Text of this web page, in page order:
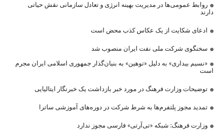
روابط عمومی‌ها در مدیریت بهینه انرژی و تعادل سازمانی نقش حیاتی
دارند
ادعای شکایت از یک عکاس کذب محض است
سخنگوی شرکت ملی نفت ایران منصوب شد
«نسیم بیداری» به دلیل «توهین» به بنیان‌گذار جمهوری اسلامی ایران مجرم
است
توضیحات وزارت فرهنگ در مورد خبر بازداشت یک خبرنگار ایتالیایی
تمدید مجوز پلتفرم‌ها به شرط شرکت در دوره‌های آموزشی ساترا
وزارت فرهنگ: شبکه «تی‌آرتی» فارسی مجوز ندارد